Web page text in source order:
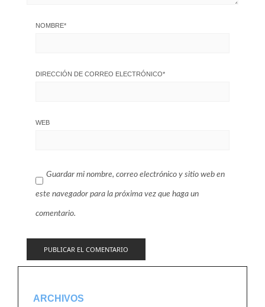
NOMBRE*
DIRECCIÓN DE CORREO ELECTRÓNICO*
WEB
Guardar mi nombre, correo electrónico y sitio web en
este navegador para la próxima vez que haga un
comentario.
ARCHIVOS